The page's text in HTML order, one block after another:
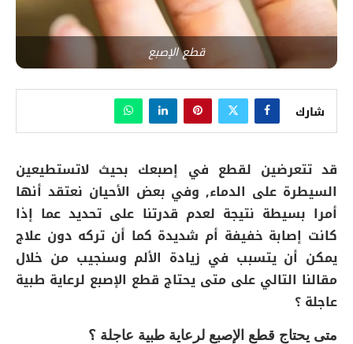
قطع الإصبع
شارك
قد تتعرضين لقطع في إصبعك بحيث لاتستطيعين
السيطرة على الدماء, وفي بعض الأحيان نعتقد أنها
أمرا بسيطة نتيجة لعدم قدرتنا على تحديد عما إذا
كانت إصابة خفيفة أم شديدة كما أن تركه دون علاج
يمكن أن يتسبب في زيادة الألم وسنجيب من خلال
مقالنا التالي على متى يحتاج قطع الإصبع لرعاية طبية
عاجلة ؟
متى يحتاج قطع الإصبع لرعاية طبية عاجلة ؟